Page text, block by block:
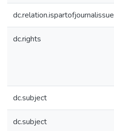
dc.relation.ispartofjournalissue
dc.rights
dc.subject
dc.subject